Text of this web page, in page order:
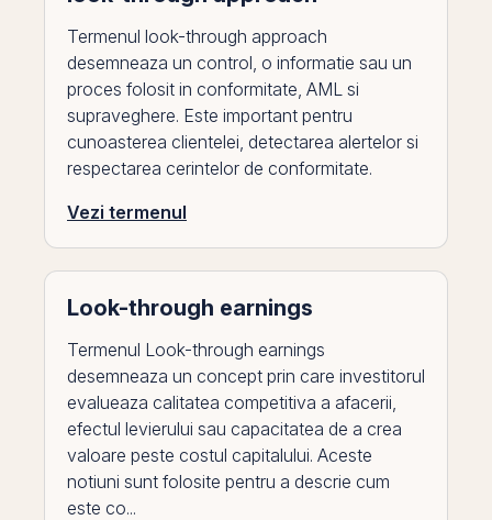
Termenul look-through approach
desemneaza un control, o informatie sau un
proces folosit in conformitate, AML si
supraveghere. Este important pentru
cunoasterea clientelei, detectarea alertelor si
respectarea cerintelor de conformitate.
Vezi termenul
Look-through earnings
Termenul Look-through earnings
desemneaza un concept prin care investitorul
evalueaza calitatea competitiva a afacerii,
efectul levierului sau capacitatea de a crea
valoare peste costul capitalului. Aceste
notiuni sunt folosite pentru a descrie cum
este co...